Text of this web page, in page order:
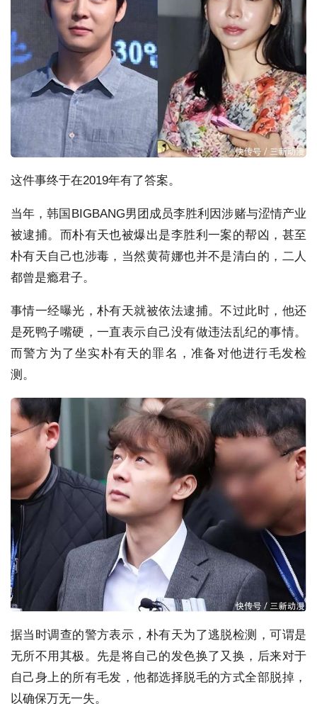
这件事终于在2019年有了答案。
当年，韩国BIGBANG男团成员李胜利因涉赌与涩情产业
被逮捕。而朴有天也被爆出是李胜利一案的帮凶，甚至
朴有天自己也涉毒，当然黄荷娜也并不是清白的，二人
都曾是瘾君子。
事情一经曝光，朴有天就被依法逮捕。不过此时，他还
是死鸭子嘴硬，一直表示自己没有做违法乱纪的事情。
而警方为了坐实朴有天的罪名，准备对他进行毛发检
测。
据当时调查的警方表示，朴有天为了逃脱检测，可谓是
无所不用其极。先是将自己的发色换了又换，后来对于
自己身上的所有毛发，他都选择脱毛的方式全部脱掉，
以确保万无一失。